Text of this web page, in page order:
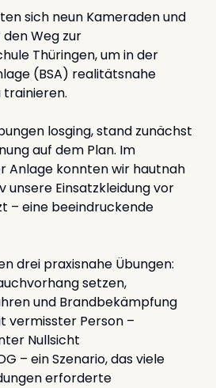
sich neun Kameraden und
Weg zur
Thüringen, um in der
(BSA) realitätsnahe
trainieren.
losging, stand zunächst
auf dem Plan. Im
Anlage konnten wir hautnah
unsere Einsatzkleidung vor
– eine beeindruckende
drei praxisnahe Übungen:
setzen,
und Brandbekämpfung
Person –
Nullsicht
– ein Szenario, das viele
erforderte